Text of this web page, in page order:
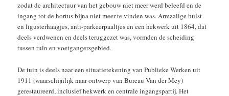
zodat de architectuur van het gebouw niet meer werd beleefd en de
ingang tot de hortus bijna niet meer te vinden was. Armzalige hulst-
en ligusterhaagjes, anti-parkeerpaaltjes en een hekwerk uit 1864, dat
deels verdwenen en deels teruggezet was, vormden de scheiding
tussen tuin en voetgangersgebied.
De tuin is deels naar een situatietekening van Publieke Werken uit
1911 (waarschijnlijk naar ontwerp van Bureau Van der Mey)
gerestaureerd, inclusief hekwerk en centrale ingangspartij. Het